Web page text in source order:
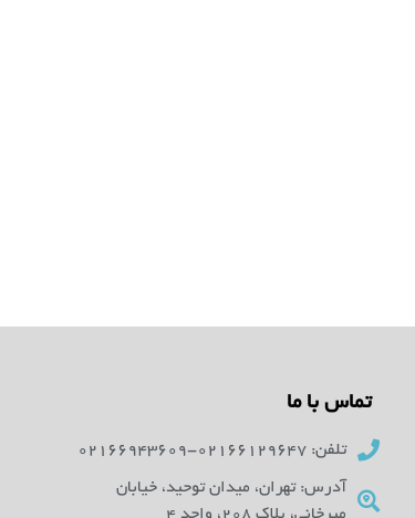
تماس با ما
تلفن: 02166129647-02166943609
آدرس: تهران، میدان توحید، خیابان